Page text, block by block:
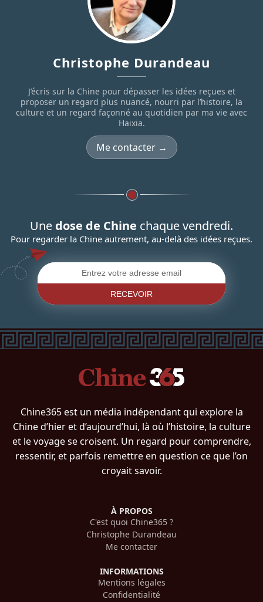
Christophe Durandeau
J’écris sur la Chine pour dépasser les idées reçues et
proposer un regard plus nuancé, nourri par l’histoire, la
culture et un regard façonné au quotidien par ma vie avec
Haixia.
Me contacter →
Une dose de Chine chaque vendredi.
Pour regarder la Chine autrement, au-delà des idées reçues.
RECEVOIR
Chine365 est un média indépendant qui explore la
Chine d’hier et d’aujourd’hui, là où l’histoire, la culture
et le voyage se croisent. Un regard pour comprendre,
ressentir, et parfois remettre en question ce que l’on
croyait savoir.
À PROPOS
C'est quoi Chine365 ?
Christophe Durandeau
Me contacter
INFORMATIONS
Mentions légales
Confidentialité